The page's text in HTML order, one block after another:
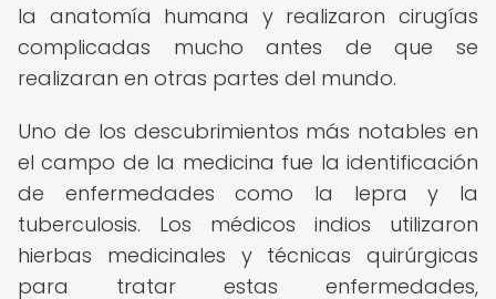
la anatomía humana y realizaron cirugías
complicadas mucho antes de que se
realizaran en otras partes del mundo.
Uno de los descubrimientos más notables en
el campo de la medicina fue la identificación
de enfermedades como la lepra y la
tuberculosis. Los médicos indios utilizaron
hierbas medicinales y técnicas quirúrgicas
para tratar estas enfermedades,